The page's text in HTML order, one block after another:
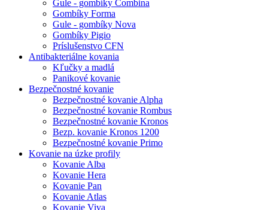
Gule - gombíky Combina
Gombíky Forma
Gule - gombíky Nova
Gombíky Pigio
Príslušenstvo CFN
Antibakteriálne kovania
Kľučky a madlá
Panikové kovanie
Bezpečnostné kovanie
Bezpečnostné kovanie Alpha
Bezpečnostné kovanie Rombus
Bezpečnostné kovanie Kronos
Bezp. kovanie Kronos 1200
Bezpečnostné kovanie Primo
Kovanie na úzke profily
Kovanie Alba
Kovanie Hera
Kovanie Pan
Kovanie Atlas
Kovanie Viva